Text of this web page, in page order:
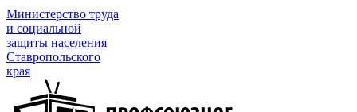
Министерство труда
и социальной
защиты населения
Ставропольского
края